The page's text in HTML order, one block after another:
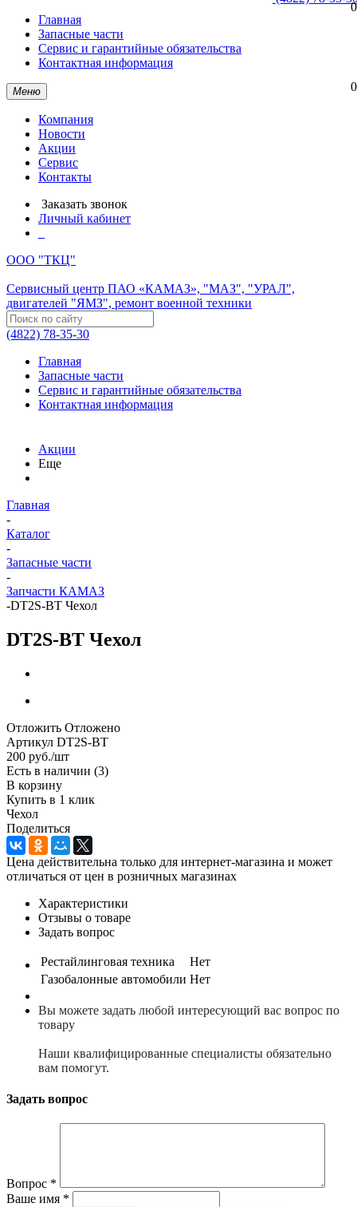
Главная
Запасные части
Сервис и гарантийные обязательства
Контактная информация
0
Меню
Компания
Новости
Акции
Сервис
Контакты
Заказать звонок
Личный кабинет
ООО "ТКЦ"
Сервисный центр ПАО «КАМАЗ», "МАЗ", "УРАЛ",
двигателей "ЯМЗ", ремонт военной техники
(4822) 78-35-30
0
Главная
Запасные части
Сервис и гарантийные обязательства
Контактная информация
Акции
Еще
Главная
-
Каталог
-
Запасные части
-
Запчасти КАМАЗ
-DT2S-BT Чехол
DT2S-BT Чехол
Отложить Отложено
Артикул DT2S-BT
200 руб./шт
Есть в наличии (3)
В корзину
Купить в 1 клик
Чехол
Поделиться
Цена действительна только для интернет-магазина и может
отличаться от цен в розничных магазинах
Характеристики
Отзывы о товаре
Задать вопрос
Рестайлинговая техника
Нет
Газобалонные автомобили Нет
Вы можете задать любой интересующий вас вопрос по
товару
Наши квалифицированные специалисты обязательно
вам помогут.
Задать вопрос
Вопрос *
Ваше имя *